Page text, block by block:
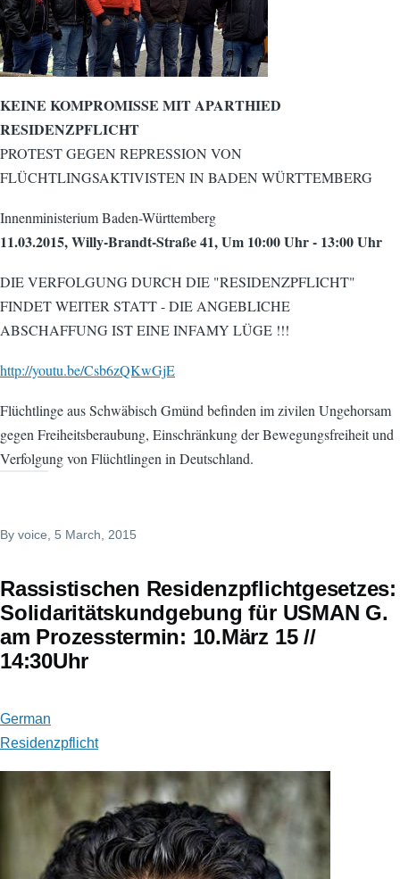
KEINE KOMPROMISSE MIT APARTHIED
RESIDENZPFLICHT
PROTEST GEGEN REPRESSION VON
FLÜCHTLINGSAKTIVISTEN IN BADEN WÜRTTEMBERG
Innenministerium Baden-Württemberg
11.03.2015, Willy-Brandt-Straße 41, Um 10:00 Uhr - 13:00 Uhr
DIE VERFOLGUNG DURCH DIE "RESIDENZPFLICHT"
FINDET WEITER STATT - DIE ANGEBLICHE
ABSCHAFFUNG IST EINE INFAMY LÜGE !!!
http://youtu.be/Csb6zQKwGjE
Flüchtlinge aus Schwäbisch Gmünd befinden im zivilen Ungehorsam
gegen Freiheitsberaubung, Einschränkung der Bewegungsfreiheit und
Verfolgung von Flüchtlingen in Deutschland.
By voice , 5 March, 2015
Rassistischen Residenzpflichtgesetzes:
Solidaritätskundgebung für USMAN G.
am Prozesstermin: 10.März 15 //
14:30Uhr
German
Residenzpflicht